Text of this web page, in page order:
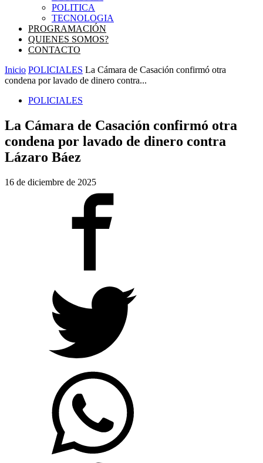
POLITICA
TECNOLOGIA
PROGRAMACIÓN
QUIENES SOMOS?
CONTACTO
Inicio POLICIALES La Cámara de Casación confirmó otra
condena por lavado de dinero contra...
POLICIALES
La Cámara de Casación confirmó otra
condena por lavado de dinero contra
Lázaro Báez
16 de diciembre de 2025